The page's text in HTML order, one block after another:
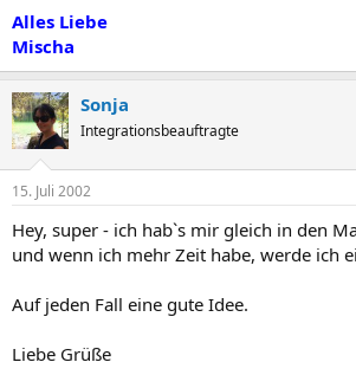
Alles Liebe
Mischa
Sonja
Integrationsbeauftragte
15. Juli 2002
Hey, super - ich hab`s mir gleich in den
und wenn ich mehr Zeit habe, werde ich
Auf jeden Fall eine gute Idee.
Liebe Grüße